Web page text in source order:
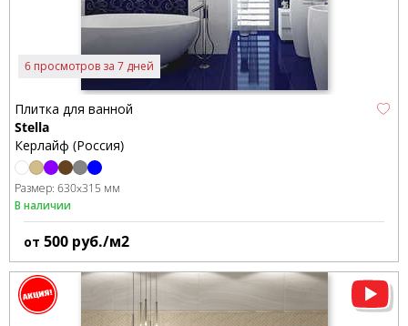
6 просмотров за 7 дней
Плитка для ванной
Stella
Керлайф (Россия)
Размер: 630x315 мм
В наличии
от 500 руб./м2